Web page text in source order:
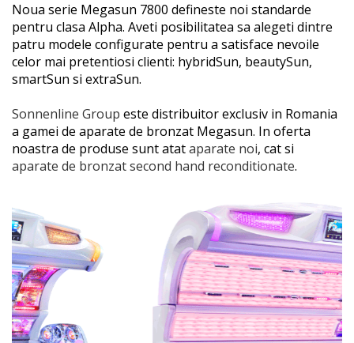
Noua serie Megasun 7800 defineste noi standarde
pentru clasa Alpha. Aveti posibilitatea sa alegeti dintre
patru modele configurate pentru a satisface nevoile
celor mai pretentiosi clienti: hybridSun, beautySun,
smartSun si extraSun.
Sonnenline Group este distribuitor exclusiv in Romania
a gamei de aparate de bronzat Megasun. In oferta
noastra de produse sunt atataparate noi, cat si
aparate de bronzat second hand reconditionate.